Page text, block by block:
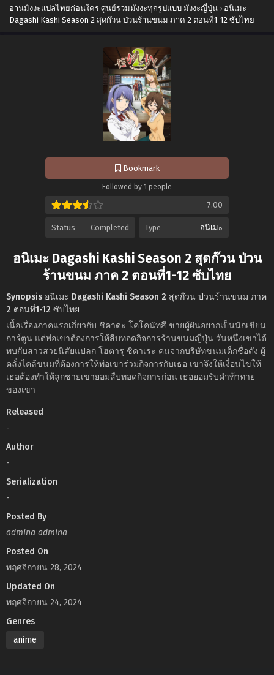
อ่านมังงะแปลไทยก่อนใคร ศูนย์รวมมังงะทุกรูปแบบ มังงะญี่ปุ่น › อนิเมะ
Dagashi Kashi Season 2 สุดก๊วน ป่วนร้านขนม ภาค 2 ตอนที่1-12 ซับไทย
Bookmark
Followed by 1 people
7.00
Status Completed Type อนิเมะ
อนิเมะ Dagashi Kashi Season 2 สุดก๊วน ป่วน
ร้านขนม ภาค 2 ตอนที่1-12 ซับไทย
Synopsis อนิเมะ Dagashi Kashi Season 2 สุดก๊วน ป่วนร้านขนม ภาค
2 ตอนที่1-12 ซับไทย
เนื้อเรื่องภาคแรกเกี่ยวกับ ชิคาดะ โคโคนัทสึ ชายผู้ฝันอยากเป็นนักเขียน
การ์ตูน แต่พ่อเขาต้องการให้สืบทอดกิจการร้านขนมญี่ปุ่น วันหนึ่งเขาได้
พบกับสาวสวยนิสัยแปลก โฮตารุ ชิดาเระ คนจากบริษัทขนมเด็กชื่อดัง ผู้
คลั่งไคล้ขนมที่ต้องการให้พ่อเขาร่วมกิจการกับเธอ เขาจึงให้เงื่อนไขให้
เธอต้องทำให้ลูกชายเขายอมสืบทอดกิจการก่อน เธอยอมรับคำท้าทาย
ของเขา
Released
-
Author
-
Serialization
-
Posted By
admina admina
Posted On
พฤศจิกายน 28, 2024
Updated On
พฤศจิกายน 24, 2024
Genres
anime